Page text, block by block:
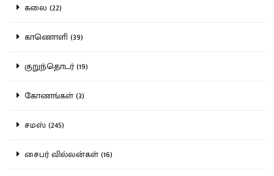
கலை (22)
காணொளி (39)
குறுந்தொடர் (19)
கோணங்கள் (3)
சமஸ் (245)
சைபர் வில்லன்கள் (16)